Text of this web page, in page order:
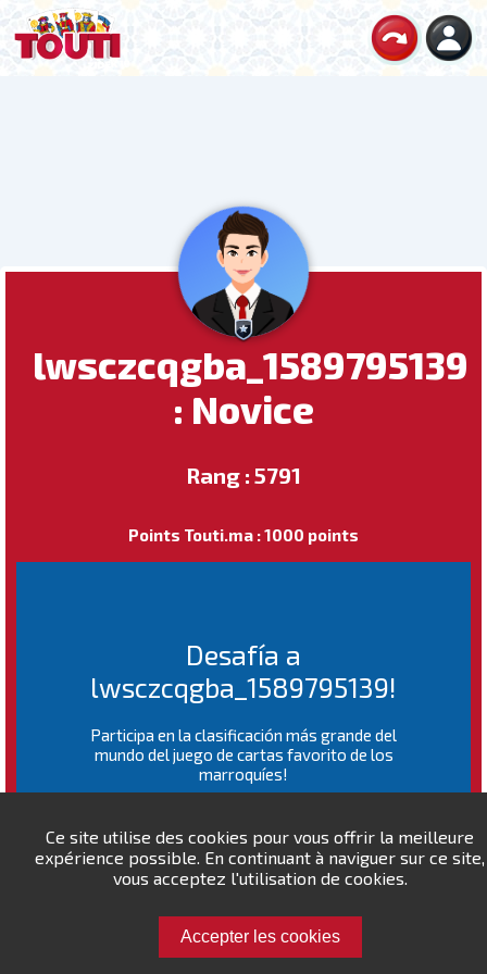
Ce site utilise des cookies pour vous offrir la meilleure
expérience possible. En continuant à naviguer sur ce site,
vous acceptez l'utilisation de cookies.
Accepter les cookies
lwsczcqgba_1589795139
: Novice
Rang : 5791
Points Touti.ma : 1000 points
Desafía a
lwsczcqgba_1589795139!
Participa en la clasificación más grande del
mundo del juego de cartas favorito de los
marroquíes!
RANKING MUNDIAL